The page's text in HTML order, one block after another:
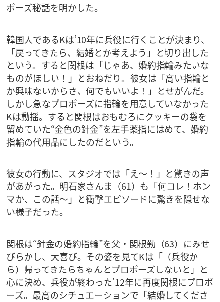
ポーズ秘話を明かした。
韓国人であるKは’10年に兵役に行くことが決まり、
「戻ってきたら、結婚とか考えよう」と切り出した
という。すると関根は「じゃあ、婚約指輪みたいな
ものがほしい！」とおねだり。彼女は「高い指輪と
か興味ないからさ、何でもいいよ！」とせがんだ。
しかし急なプロポーズに指輪を用意していなかった
Kは動揺。すると関根はおもむろにクッキーの袋を
留めていた“金色の針金”を左手薬指にはめて、婚約
指輪の代用品にしたのだという。
彼女の行動に、スタジオでは「え～！」と驚きの声
があがった。明石家さんま（61）も「何コレ！ホン
マか、この話～」と衝撃エピソードに驚きを隠せな
い様子だった。
関根は“針金の婚約指輪”を父・関根勤（63）にみせ
びらかし、大喜び。その姿を見てKは「（兵役か
ら）帰ってきたらちゃんとプロポーズしないと」と
心に決め、兵役が終わった’12年に再度関根にプロポ
ーズ。最高のシチュエーションで「結婚してくださ